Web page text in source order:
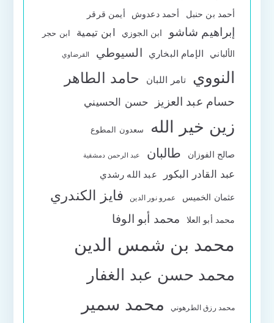
أحمد بن حنبل أحمد دعدوش أيمن قرقر
إبراهيم شاشو ابن الجوزي ابن تيمية ابن حجر
الألباني الإمام البخاري السيوطي القرضاوي
النووي تامر اللبان حامد الطاهر
حسام عبد العزيز حسن الحسيني
زين خير الله سعدون المطوع
صالح الفوزان طالبان عبد الرحمن دمشقية
عبد القادر البكور عبد الله رشدي
عثمان الخميس عمرو نور الدين فايز الكندري
محمد أبو العلا محمد أبو الوفا
محمد بن شمس الدين
محمد حسن عبد الغفار
محمد رزق الطرهوني محمد سمير